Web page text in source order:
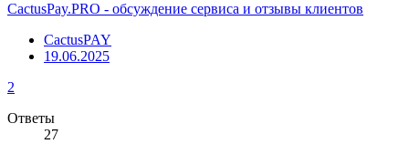
CactusPay.PRO - обсуждение сервиса и отзывы клиентов
CactusPAY
19.06.2025
2
Ответы
27